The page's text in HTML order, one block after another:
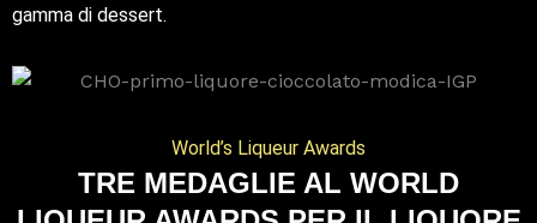
gamma di dessert.
World’s Liqueur Awards
TRE MEDAGLIE AL WORLD